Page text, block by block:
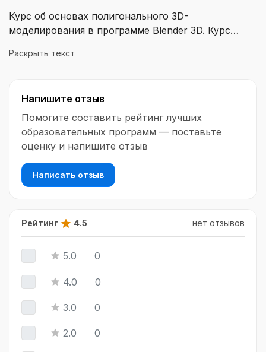
Курс об основах полигонального 3D-
моделирования в программе Blender 3D. Курс
конструкции, циклы, функции... Blender — одна из
сложной графики. В курсе будут рассмотрены
такие темы, как стандарты сборки, создание
библиотек, работа с циклами, функциями. Работа
с библиотеками Blender — это одна из основ,
кино и сериалах.
Раскрыть текст
Напишите отзыв
Помогите составить рейтинг лучших
образовательных программ — поставьте
оценку и напишите отзыв
Написать отзыв
Рейтинг 4.5 нет отзывов
5.0 0
4.0 0
3.0 0
2.0 0